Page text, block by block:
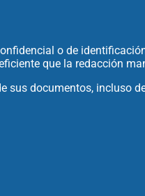
o de
que la redacción
documentos, incluso